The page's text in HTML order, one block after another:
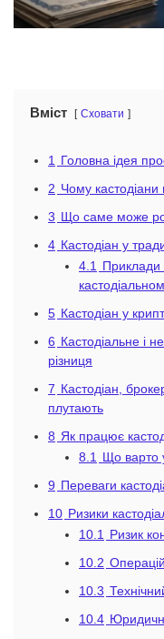
Вміст Сховати
1 Головна ідея
2 Чому кастодіани
3 Що саме може
4 Кастодіан у
4.1
Приклади
5 Кастодіан у
6 Кастодіальне і
різниця
7 Кастодіан,
плутають
8 Як працює
8.1
Що варто
9 Переваги
10 Ризики
10.1
Ризик
10.2
10.3
10.4